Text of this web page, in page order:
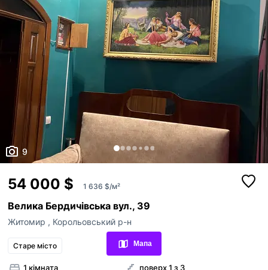
Контакти
Обрані оголошення
Переглянуті оголошення
9
54 000 $ 1 636 $/м²
Велика Бердичівська вул., 39
Житомир , Корольовський р-н
Старе місто
1 кімната поверх 1 з 3
Мапа